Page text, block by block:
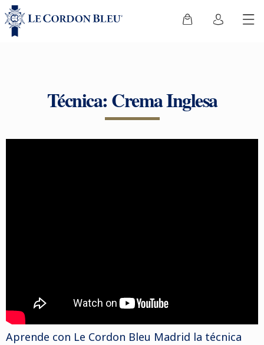
Técnica: Crema Inglesa
Aprende con Le Cordon Bleu Madrid la técnica